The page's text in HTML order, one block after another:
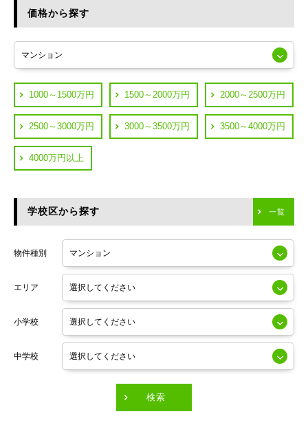
渋谷区
練馬区
葛飾区
横浜市鶴見区
横浜市神奈川区
川崎市川崎区
川崎市中原区
川崎市高津区
都営浅草線
JR中央線
JR中央・総武線
東京メトロ日比谷線
小田急線
東京メトロ半蔵門線
東京メトロ副都心線
東京メトロ有楽町線
価格から探す
1000～1500万円 1500～2000万円 2000～2500万円
2500～3000万円 3000～3500万円 3500～4000万円
4000万円以上
学校区から探す 一覧
物件種別
エリア
小学校
中学校
検索